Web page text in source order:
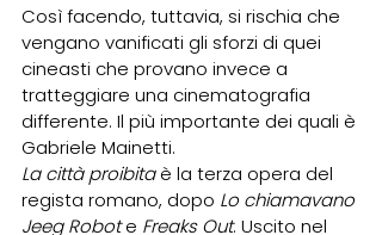
Così facendo, tuttavia, si rischia che
vengano vanificati gli sforzi di quei
cineasti che provano invece a
tratteggiare una cinematografia
differente. Il più importante dei quali è
Gabriele Mainetti.
La città proibita è la terza opera del
regista romano, dopo Lo chiamavano
Jeeg Robot e Freaks Out. Uscito nel